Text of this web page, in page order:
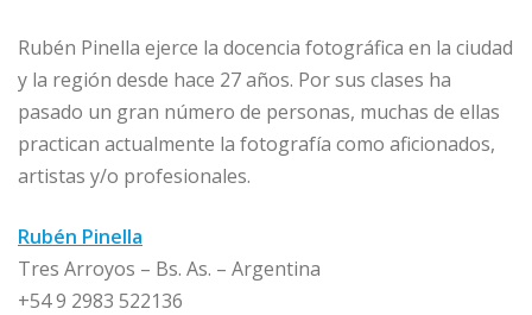
Rubén Pinella ejerce la docencia fotográfica en la ciudad
y la región desde hace 27 años. Por sus clases ha
pasado un gran número de personas, muchas de ellas
practican actualmente la fotografía como aficionados,
artistas y/o profesionales.
Rubén Pinella
Tres Arroyos – Bs. As. – Argentina
+54 9 2983 522136